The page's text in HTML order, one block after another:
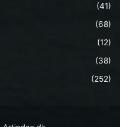
(41)
(68)
(12)
(38)
(252)